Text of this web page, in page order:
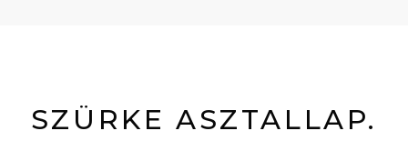
SZÜRKE ASZTALLAP.